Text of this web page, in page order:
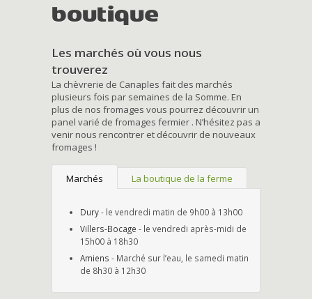
boutique
Les marchés où vous nous
trouverez
La chèvrerie de Canaples fait des marchés
plusieurs fois par semaines de la Somme. En
plus de nos fromages vous pourrez découvrir un
panel varié de fromages fermier . N’hésitez pas a
venir nous rencontrer et découvrir de nouveaux
fromages !
Marchés La boutique de la ferme
Dury- le vendredi matin de 9h00 à 13h00
Villers-Bocage - le vendredi après-midi de
15h00 à 18h30
Amiens - Marché sur l’eau, le samedi matin
de 8h30 à 12h30